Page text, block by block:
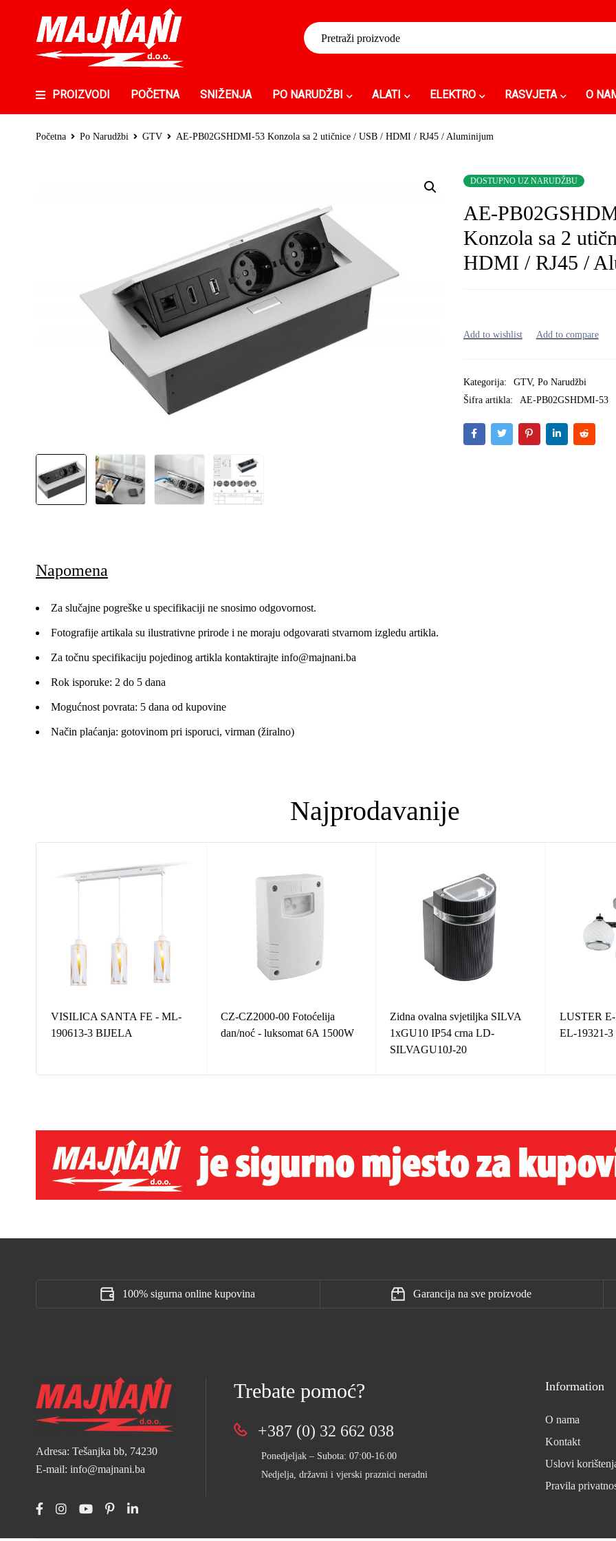
PROIZVODI POČETNA SNIŽENJA PO NARUDŽBI ALATI ELEKTRO RASVJETA O
Početna Po Narudžbi GTV AE-PB02GSHDMI-53 Konzola sa 2 utičnice / USB / HDMI / RJ45 / Aluminijum
DOSTUPNO UZ NARUDŽBU
AE-
Konzola sa 2
HDMI / RJ45 /
Kategorija: GTV, Po Narudžbi
Šifra artikla:
AE-PB02GSHDMI-53
Napomena
Za slučajne pogreške u specifikaciji ne snosimo odgovornost.
Fotografije artikala su ilustrativne prirode i ne moraju odgovarati stvarnom izgledu artikla.
Za točnu specifikaciju pojedinog artikla kontaktirajte info@majnani.ba
Rok isporuke: 2 do 5 dana
Mogućnost povrata: 5 dana od kupovine
Način plaćanja: gotovinom pri isporuci, virman (žiralno)
Najprodavanije
VISILICA SANTA FE - ML-
190613-3 BIJELA
CZ-CZ2000-00 Fotoćelija
dan/noć - luksomat 6A 1500W
Zidna ovalna svjetiljka SILVA
1xGU10 IP54 crna LD-
SILVAGU10J-20
LUSTER
EL-19321-3
100% sigurna online kupovina Garancija na sve proizvode
Adresa: Tešanjka bb, 74230
E-mail: info@majnani.ba
Trebate pomoć?
+387 (0) 32 662 038
Ponedjeljak – Subota: 07:00-16:00
Nedjelja, državni i vjerski praznici neradni
Information
O nama
Kontakt
Uslovi
Pravila